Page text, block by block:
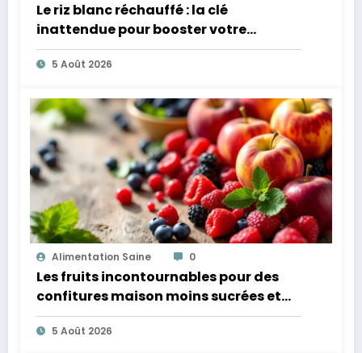
Le riz blanc réchauffé : la clé
inattendue pour booster votre
microbiote
5 Août 2026
Alimentation Saine 0
Les fruits incontournables pour des
confitures maison moins sucrées et
plus légères
5 Août 2026